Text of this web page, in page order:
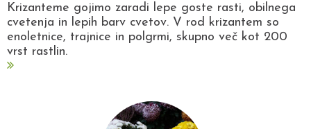
Krizanteme gojimo zaradi lepe goste rasti, obilnega
cvetenja in lepih barv cvetov. V rod krizantem so
enoletnice, trajnice in polgrmi, skupno več kot 200
vrst rastlin.